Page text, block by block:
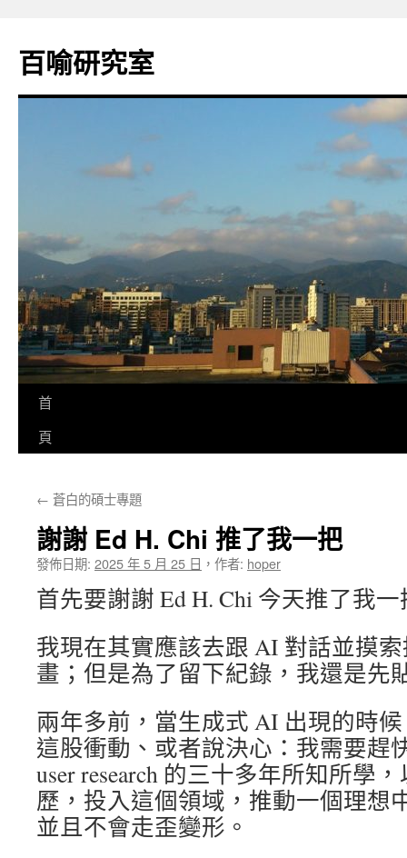
百喻研究室
跳
要
內
容
首
頁
← 蒼白的碩士專題
謝謝 Ed H. Chi 推了我一把
發佈日期: 2025 年 5 月 25 日 ， 作者: hoper
首先要謝謝 Ed H. Chi 今天推了我
我現在其實應該去跟 AI 對話並摸
畫；但是為了留下紀錄，我還是先
兩年多前，當生成式 AI 出現的時
這股衝動、或者說決心：我需要趕
user research 的三十多年所知所學
歷，投入這個領域，推動一個理想
並且不會走歪變形。